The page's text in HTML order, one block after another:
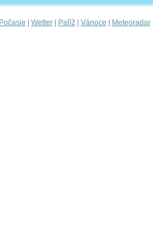
Počasie | Wetter| Paříž| Vánoce | Meteoradar